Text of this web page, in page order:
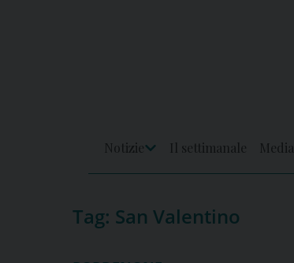
Notizie
Il settimanale
Media
Tag: San Valentino